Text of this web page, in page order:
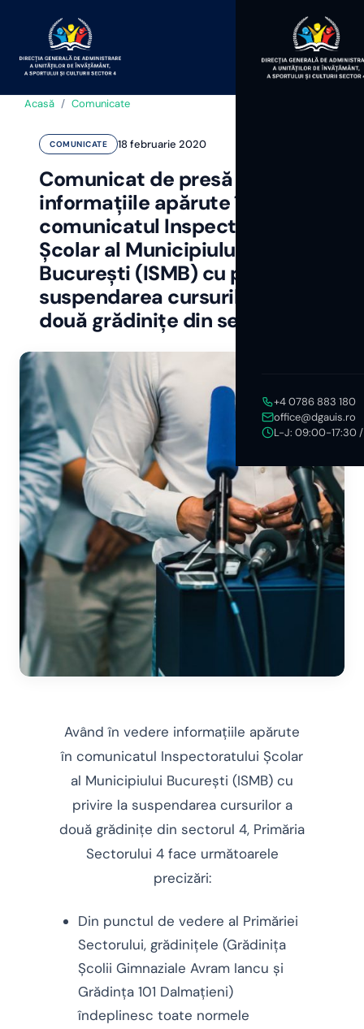
+4 0786 883 180
office@dgauis.ro
L-J: 09:00-17:30
Acasă / Comunicate
COMUNICATE 18 februarie 2020
Comunicat de presă privind
informațiile apărute în
comunicatul Inspectoratului
Școlar al Municipiului
București (ISMB) cu privire la
suspendarea cursurilor a
două grădinițe din sectorul 4
Având în vedere informațiile apărute
în comunicatul Inspectoratului Școlar
al Municipiului București (ISMB) cu
privire la suspendarea cursurilor a
două grădinițe din sectorul 4, Primăria
Sectorului 4 face următoarele
precizări:
Din punctul de vedere al Primăriei
Sectorului, grădinițele (Grădinița
Școlii Gimnaziale Avram Iancu și
Grădința 101 Dalmațieni)
îndeplinesc toate normele